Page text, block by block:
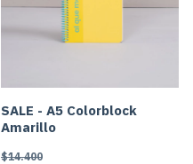
SALE - A5 Colorblock
Amarillo
$14.400